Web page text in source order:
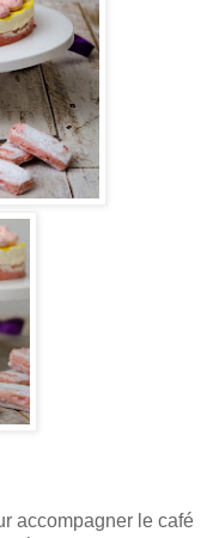
accompagner le café